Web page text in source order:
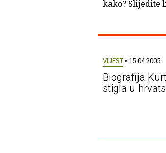
kako? Slijedite
VIJEST• 15.04.2005.
Biografija
stigla u